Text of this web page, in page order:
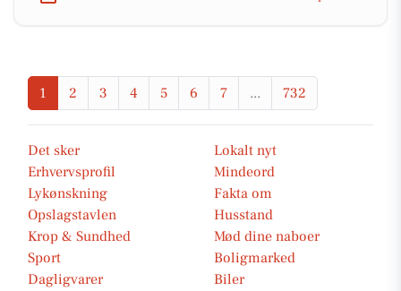
1 2 3 4 5 6 7 ... 732
Det sker
Lokalt nyt
Erhvervsprofil
Mindeord
Lykønskning
Fakta om
Opslagstavlen
Husstand
Krop & Sundhed
Mød dine naboer
Sport
Boligmarked
Dagligvarer
Biler